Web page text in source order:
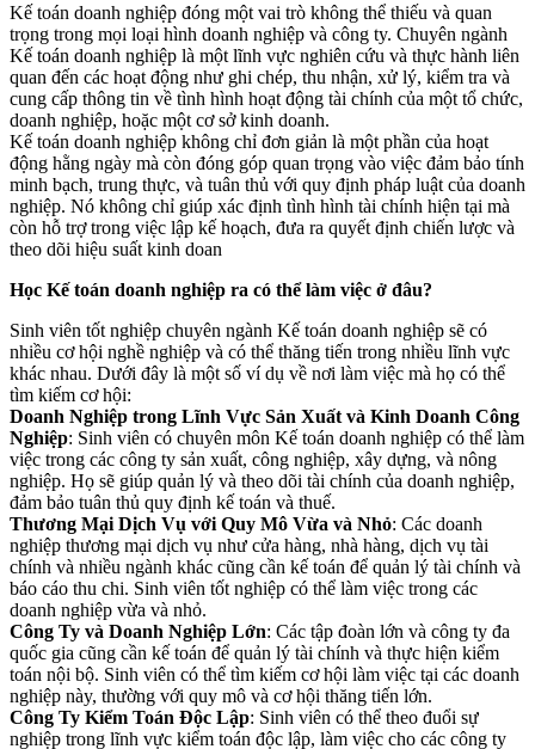
Kế toán doanh nghiệp đóng một vai trò không thể thiếu và quan
trọng trong mọi loại hình doanh nghiệp và công ty. Chuyên ngành
Kế toán doanh nghiệp là một lĩnh vực nghiên cứu và thực hành liên
quan đến các hoạt động như ghi chép, thu nhận, xử lý, kiểm tra và
cung cấp thông tin về tình hình hoạt động tài chính của một tổ chức,
doanh nghiệp, hoặc một cơ sở kinh doanh.
Kế toán doanh nghiệp không chỉ đơn giản là một phần của hoạt
động hằng ngày mà còn đóng góp quan trọng vào việc đảm bảo tính
minh bạch, trung thực, và tuân thủ với quy định pháp luật của doanh
nghiệp. Nó không chỉ giúp xác định tình hình tài chính hiện tại mà
còn hỗ trợ trong việc lập kế hoạch, đưa ra quyết định chiến lược và
theo dõi hiệu suất kinh doan
Học Kế toán doanh nghiệp ra có thể làm việc ở đâu?
Sinh viên tốt nghiệp chuyên ngành Kế toán doanh nghiệp sẽ có
nhiều cơ hội nghề nghiệp và có thể thăng tiến trong nhiều lĩnh vực
khác nhau. Dưới đây là một số ví dụ về nơi làm việc mà họ có thể
tìm kiếm cơ hội:
Doanh Nghiệp trong Lĩnh Vực Sản Xuất và Kinh Doanh Công
Nghiệp: Sinh viên có chuyên môn Kế toán doanh nghiệp có thể làm
việc trong các công ty sản xuất, công nghiệp, xây dựng, và nông
nghiệp. Họ sẽ giúp quản lý và theo dõi tài chính của doanh nghiệp,
đảm bảo tuân thủ quy định kế toán và thuế.
Thương Mại Dịch Vụ với Quy Mô Vừa và Nhỏ: Các doanh
nghiệp thương mại dịch vụ như cửa hàng, nhà hàng, dịch vụ tài
chính và nhiều ngành khác cũng cần kế toán để quản lý tài chính và
báo cáo thu chi. Sinh viên tốt nghiệp có thể làm việc trong các
doanh nghiệp vừa và nhỏ.
Công Ty và Doanh Nghiệp Lớn: Các tập đoàn lớn và công ty đa
quốc gia cũng cần kế toán để quản lý tài chính và thực hiện kiểm
toán nội bộ. Sinh viên có thể tìm kiếm cơ hội làm việc tại các doanh
nghiệp này, thường với quy mô và cơ hội thăng tiến lớn.
Công Ty Kiểm Toán Độc Lập: Sinh viên có thể theo đuổi sự
nghiệp trong lĩnh vực kiểm toán độc lập, làm việc cho các công ty